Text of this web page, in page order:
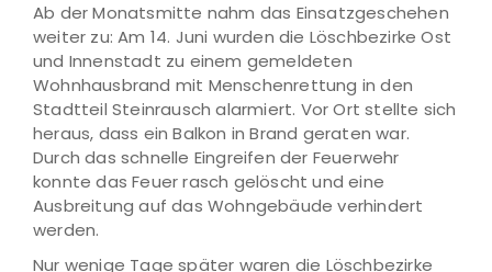
Ab der Monatsmitte nahm das Einsatzgeschehen
weiter zu: Am 14. Juni wurden die Löschbezirke Ost
und Innenstadt zu einem gemeldeten
Wohnhausbrand mit Menschenrettung in den
Stadtteil Steinrausch alarmiert. Vor Ort stellte sich
heraus, dass ein Balkon in Brand geraten war.
Durch das schnelle Eingreifen der Feuerwehr
konnte das Feuer rasch gelöscht und eine
Ausbreitung auf das Wohngebäude verhindert
werden.
Nur wenige Tage später waren die Löschbezirke